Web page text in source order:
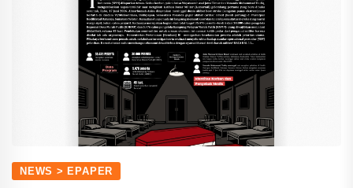
NEWS > EPAPER